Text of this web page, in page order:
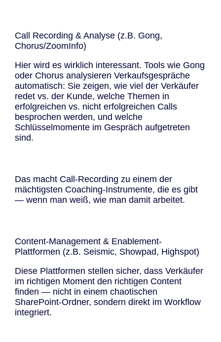
Call Recording & Analyse (z.B. Gong,
Chorus/ZoomInfo)
Hier wird es wirklich interessant. Tools wie Gong
oder Chorus analysieren Verkaufsgespräche
automatisch: Sie zeigen, wie viel der Verkäufer
redet vs. der Kunde, welche Themen in
erfolgreichen vs. nicht erfolgreichen Calls
besprochen werden, und welche
Schlüsselmomente im Gespräch aufgetreten
sind.
Das macht Call-Recording zu einem der
mächtigsten Coaching-Instrumente, die es gibt
— wenn man weiß, wie man damit arbeitet.
Content-Management & Enablement-
Plattformen (z.B. Seismic, Showpad, Highspot)
Diese Plattformen stellen sicher, dass Verkäufer
im richtigen Moment den richtigen Content
finden — nicht in einem chaotischen
SharePoint-Ordner, sondern direkt im Workflow
integriert.